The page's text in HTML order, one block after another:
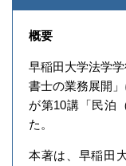
概要
早稲田大学法学
書士の業務展開
が第10講「民泊
た。
本著は、早稲田